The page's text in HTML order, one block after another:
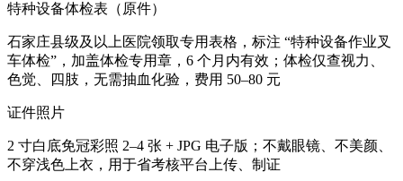
特种设备体检表（原件）
石家庄县级及以上医院领取专用表格，标注 “特种设备作业叉
车体检”，加盖体检专用章，6 个月内有效；体检仅查视力、
色觉、四肢，无需抽血化验，费用 50–80 元
证件照片
2 寸白底免冠彩照 2–4 张 + JPG 电子版；不戴眼镜、不美颜、
不穿浅色上衣，用于省考核平台上传、制证